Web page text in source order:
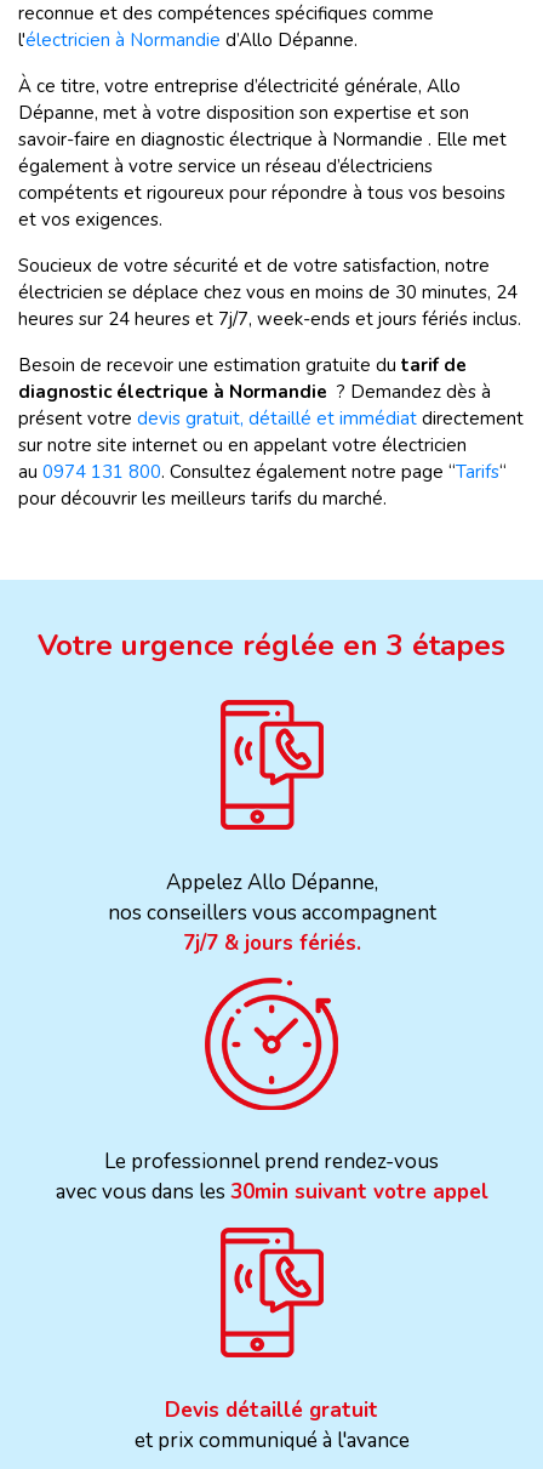
reconnue et des compétences spécifiques comme
l'électricien à Normandie d’Allo Dépanne.
À ce titre, votre entreprise d’électricité générale, Allo
Dépanne, met à votre disposition son expertise et son
savoir-faire en diagnostic électrique à Normandie . Elle met
également à votre service un réseau d’électriciens
compétents et rigoureux pour répondre à tous vos besoins
et vos exigences.
Soucieux de votre sécurité et de votre satisfaction, notre
électricien se déplace chez vous en moins de 30 minutes, 24
heures sur 24 heures et 7j/7, week-ends et jours fériés inclus.
Besoin de recevoir une estimation gratuite du tarif de
diagnostic électrique à Normandie ? Demandez dès à
présent votre devis gratuit, détaillé et immédiat directement
sur notre site internet ou en appelant votre électricien
au 0974 131 800. Consultez également notre page “Tarifs“
pour découvrir les meilleurs tarifs du marché.
Votre urgence réglée en 3 étapes
Appelez Allo Dépanne,
nos conseillers vous accompagnent
7j/7 & jours fériés.
Le professionnel prend rendez-vous
avec vous dans les 30min suivant votre appel
Devis détaillé gratuit
et prix communiqué à l'avance